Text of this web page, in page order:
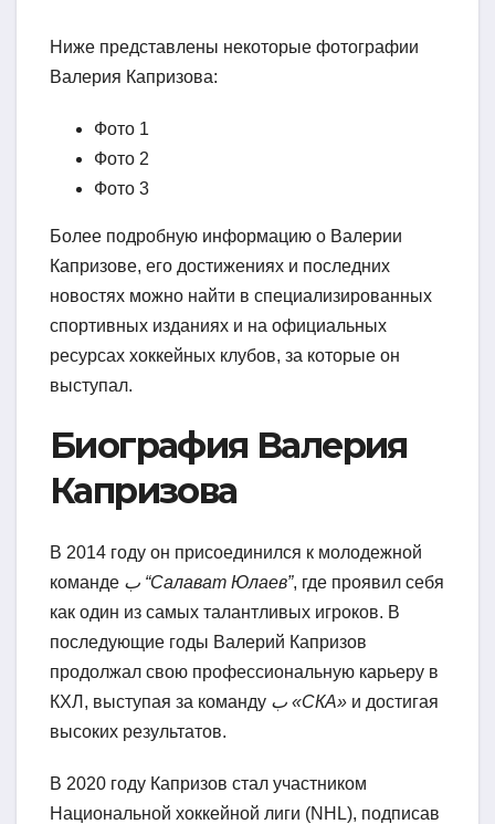
Ниже представлены некоторые фотографии
Валерия Капризова:
Фото 1
Фото 2
Фото 3
Более подробную информацию о Валерии
Капризове, его достижениях и последних
новостях можно найти в специализированных
спортивных изданиях и на официальных
ресурсах хоккейных клубов, за которые он
выступал.
Биография Валерия
Капризова
В 2014 году он присоединился к молодежной
команде
ب “Салават Юлаев”, где проявил себя
как один из самых талантливых игроков. В
последующие годы Валерий Капризов
продолжал свою профессиональную карьеру в
КХЛ, выступая за команду
ب «СКА» и достигая
высоких результатов.
В 2020 году Капризов стал участником
Национальной хоккейной лиги (NHL), подписав